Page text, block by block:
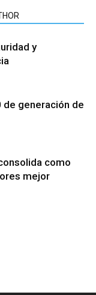
y
de generación de
como
mejor